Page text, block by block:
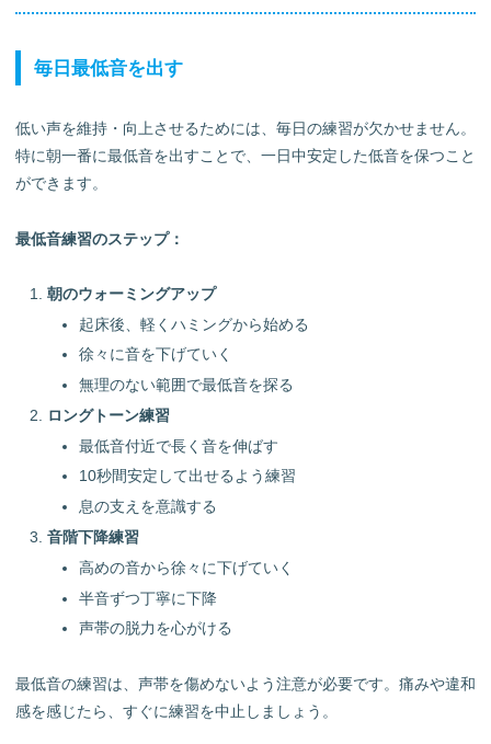
毎日最低音を出す
低い声を維持・向上させるためには、毎日の練習が欠かせません。
特に朝一番に最低音を出すことで、一日中安定した低音を保つこと
ができます。
最低音練習のステップ：
朝のウォーミングアップ
起床後、軽くハミングから始める
徐々に音を下げていく
無理のない範囲で最低音を探る
ロングトーン練習
最低音付近で長く音を伸ばす
10秒間安定して出せるよう練習
息の支えを意識する
音階下降練習
高めの音から徐々に下げていく
半音ずつ丁寧に下降
声帯の脱力を心がける
最低音の練習は、声帯を傷めないよう注意が必要です。痛みや違和
感を感じたら、すぐに練習を中止しましょう。